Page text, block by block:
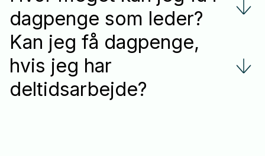
dagpenge som leder?
Kan jeg få dagpenge,
hvis jeg har
deltidsarbejde?